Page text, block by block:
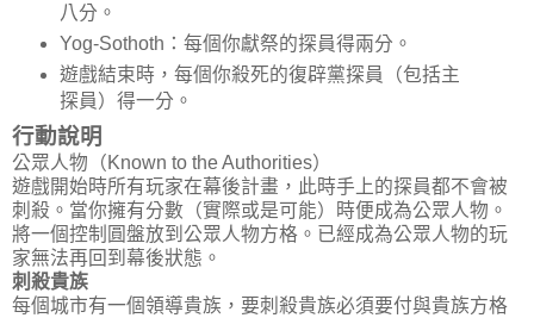
八分。
Yog-Sothoth：每個你獻祭的探員得兩分。
遊戲結束時，每個你殺死的復辟黨探員（包括主
探員）得一分。
行動說明
公眾人物（Known to the Authorities）
遊戲開始時所有玩家在幕後計畫，此時手上的探員都不會被
刺殺。當你擁有分數（實際或是可能）時便成為公眾人物。
將一個控制圓盤放到公眾人物方格。已經成為公眾人物的玩
家無法再回到幕後狀態。
刺殺貴族
每個城市有一個領導貴族，要刺殺貴族必須要付與貴族方格